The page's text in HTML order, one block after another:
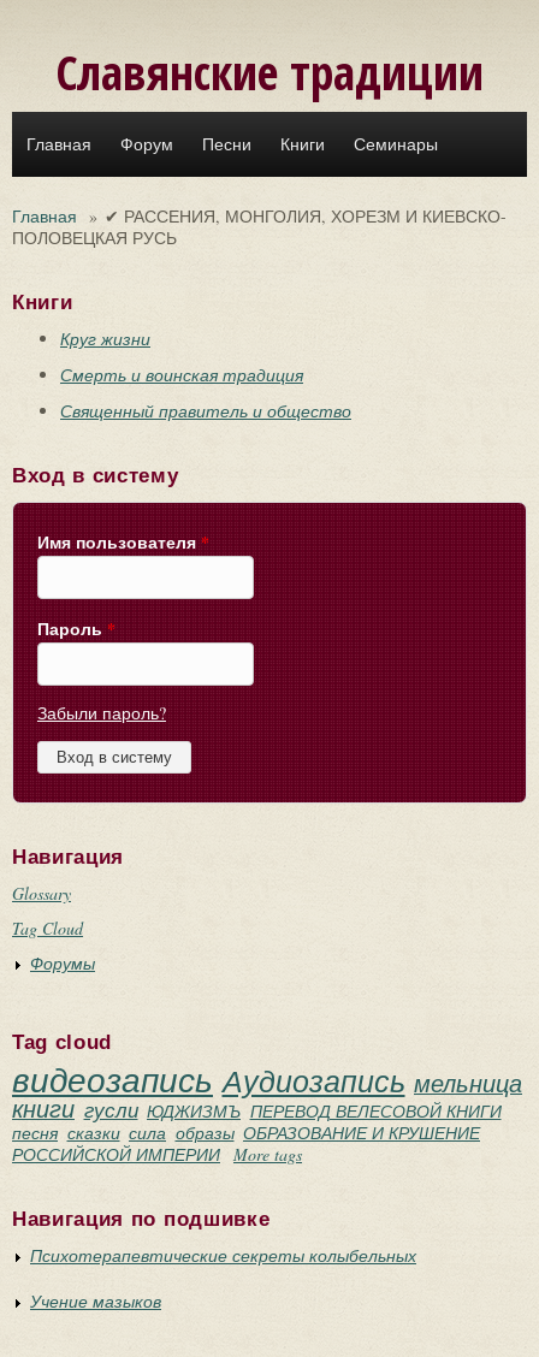
Славянские традиции
Главная Форум Песни Книги Семинары
Главная » ✔ РАССЕНИЯ, МОНГОЛИЯ, ХОРЕЗМ И КИЕВСКО-
ПОЛОВЕЦКАЯ РУСЬ
Книги
Круг жизни
Смерть и воинская традиция
Священный правитель и общество
Вход в систему
Имя пользователя *
Пароль *
Забыли пароль?
Навигация
Glossary
Tag Cloud
Форумы
Tag cloud
видеозапись Аудиозапись мельница
книги гусли ЮДЖИЗМЪ ПЕРЕВОД ВЕЛЕСОВОЙ КНИГИ
песня сказки сила образы ОБРАЗОВАНИЕ И КРУШЕНИЕ
РОССИЙСКОЙ ИМПЕРИИ
More tags
Навигация по подшивке
Психотерапевтические секреты колыбельных
Учение мазыков